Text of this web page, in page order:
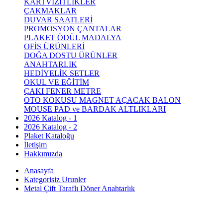
KARTVİZİTLİKLER
ÇAKMAKLAR
DUVAR SAATLERİ
PROMOSYON ÇANTALAR
PLAKET ÖDÜL MADALYA
OFİS ÜRÜNLERİ
DOĞA DOSTU ÜRÜNLER
ANAHTARLIK
HEDİYELİK SETLER
OKUL VE EĞİTİM
ÇAKI FENER METRE
OTO KOKUSU MAGNET AÇACAK BALON
MOUSE PAD ve BARDAK ALTLIKLARI
2026 Katalog - 1
2026 Katalog - 2
Plaket Kataloğu
İletişim
Hakkımızda
Anasayfa
Kategorisiz Urunler
Metal Çift Taraflı Döner Anahtarlık